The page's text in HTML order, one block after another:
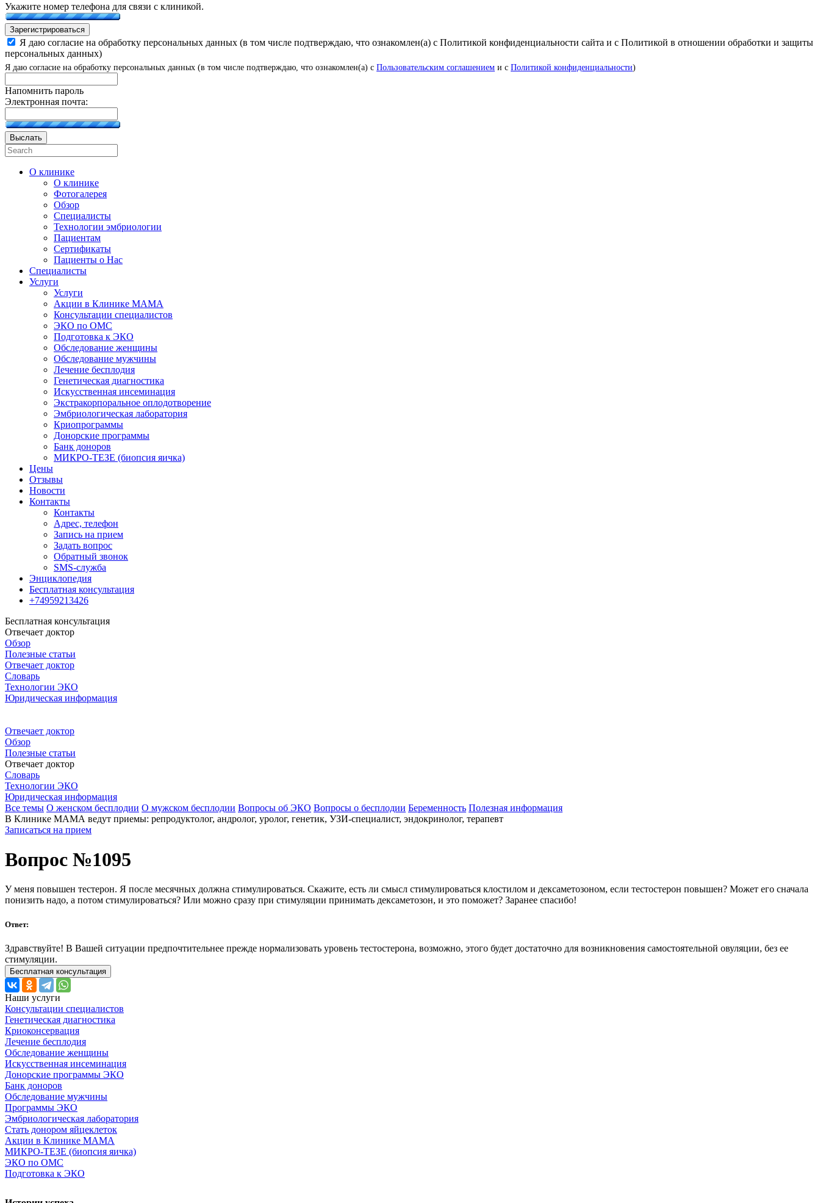
Укажите номер телефона для связи с клиникой.
Зарегистрироваться
Я даю согласие на обработку персональных данных (в том числе подтверждаю, что ознакомлен(а) с Политикой конфиденциальности сайта и с Политикой в отношении обработки и защиты
персональных данных)
Я даю согласие на обработку персональных данных (в том числе подтверждаю, что ознакомлен(а) с Пользовательским соглашением и с Политикой конфиденциальности)
Напомнить пароль
Электронная почта:
Выслать
О клинике
О клинике
Фотогалерея
Обзор
Специалисты
Технологии эмбриологии
Пациентам
Сертификаты
Пациенты о Нас
Специалисты
Услуги
Услуги
Акции в Клинике МАМА
Консультации специалистов
ЭКО по ОМС
Подготовка к ЭКО
Обследование женщины
Обследование мужчины
Лечение бесплодия
Генетическая диагностика
Искусственная инсеминация
Экстракорпоральное оплодотворение
Эмбриологическая лаборатория
Криопрограммы
Донорские программы
Банк доноров
МИКРО-ТЕЗЕ (биопсия яичка)
Цены
Отзывы
Новости
Контакты
Контакты
Адрес, телефон
Запись на прием
Задать вопрос
Обратный звонок
SMS-служба
Энциклопедия
Бесплатная консультация
+74959213426
Бесплатная консультация
Отвечает доктор
Обзор
Полезные статьи
Отвечает доктор
Словарь
Технологии ЭКО
Юридическая информация
Отвечает доктор
Обзор
Полезные статьи
Отвечает доктор
Словарь
Технологии ЭКО
Юридическая информация
Все темы О женском бесплодии О мужском бесплодии Вопросы об ЭКО Вопросы о бесплодии Беременность Полезная информация
В Клинике МАМА ведут приемы: репродуктолог, андролог, уролог, генетик, УЗИ-специалист, эндокринолог, терапевт
Записаться на прием
Вопрос №1095
У меня повышен тестерон. Я после месячных должна стимулироваться. Скажите, есть ли смысл стимулироваться клостилом и дексаметозоном, если тестостерон повышен? Может его сначала
понизить надо, а потом стимулироваться? Или можно сразу при стимуляции принимать дексаметозон, и это поможет? Заранее спасибо!
Ответ:
Здравствуйте! В Вашей ситуации предпочтительнее прежде нормализовать уровень тестостерона, возможно, этого будет достаточно для возникновения самостоятельной овуляции, без ее
стимуляции.
Бесплатная консультация
Наши услуги
Консультации специалистов
Генетическая диагностика
Криоконсервация
Лечение бесплодия
Обследование женщины
Искусственная инсеминация
Донорские программы ЭКО
Банк доноров
Обследование мужчины
Программы ЭКО
Эмбриологическая лаборатория
Стать донором яйцеклеток
Акции в Клинике МАМА
МИКРО-ТЕЗЕ (биопсия яичка)
ЭКО по ОМС
Подготовка к ЭКО